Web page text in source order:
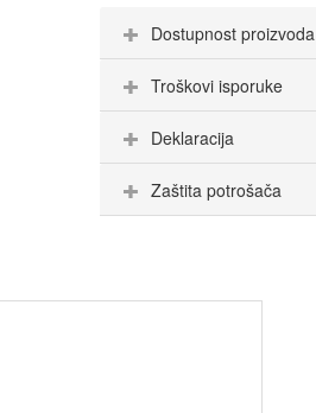
Dostupnost proizvoda
Troškovi isporuke
Deklaracija
Zaštita potrošača